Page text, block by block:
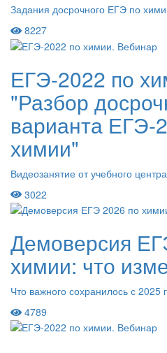
Задания досрочного ЕГЭ по
8227
ЕГЭ-2022 по
"Разбор
варианта ЕГЭ-
химии"
Видеозанятие от учебного
3022
Демоверсия
химии: что
Что важного сохранилось с 2025
4789